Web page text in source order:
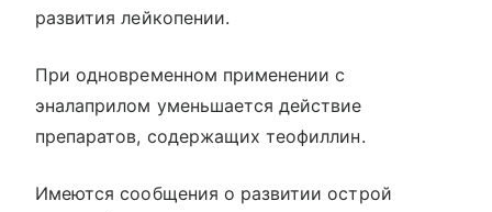
развития лейкопении.
При одновременном применении с
эналаприлом уменьшается действие
препаратов, содержащих теофиллин.
Имеются сообщения о развитии острой